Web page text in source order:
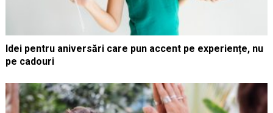
Idei pentru aniversări care pun accent pe experiențe, nu
pe cadouri